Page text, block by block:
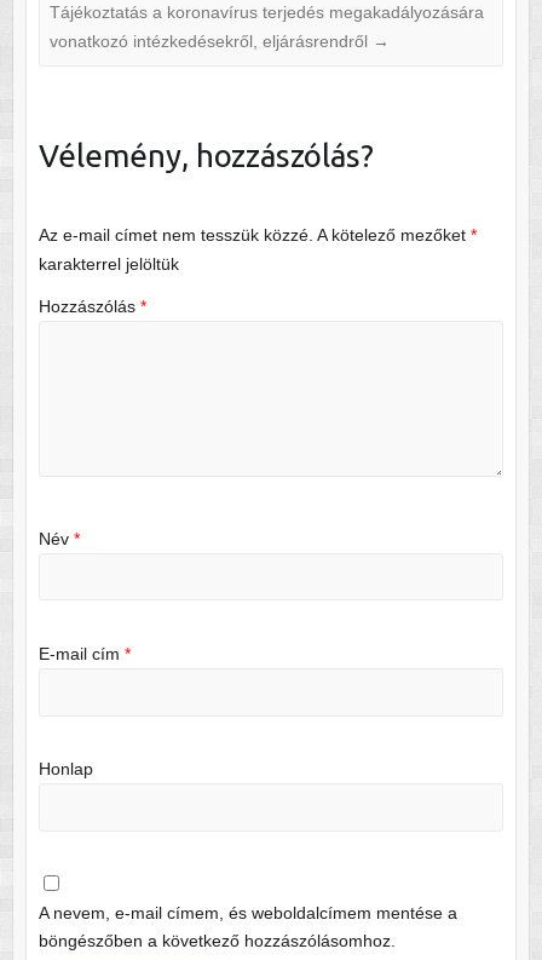
Tájékoztatás a koronavírus terjedés megakadályozására
vonatkozó intézkedésekről, eljárásrendről →
Vélemény, hozzászólás?
Az e-mail címet nem tesszük közzé. A kötelező mezőket *
karakterrel jelöltük
Hozzászólás *
Név *
E-mail cím *
Honlap
A nevem, e-mail címem, és weboldalcímem mentése a
böngészőben a következő hozzászólásomhoz.